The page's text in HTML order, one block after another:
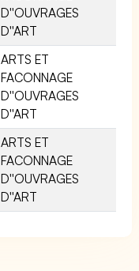
D''OUVRAGES
D''ART
ARTS ET
FACONNAGE
D''OUVRAGES
D''ART
ARTS ET
FACONNAGE
D''OUVRAGES
D''ART